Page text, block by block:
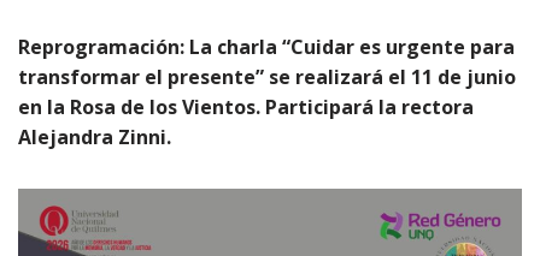
Reprogramación: La charla “Cuidar es urgente para
transformar el presente” se realizará el 11 de junio
en la Rosa de los Vientos. Participará la rectora
Alejandra Zinni.